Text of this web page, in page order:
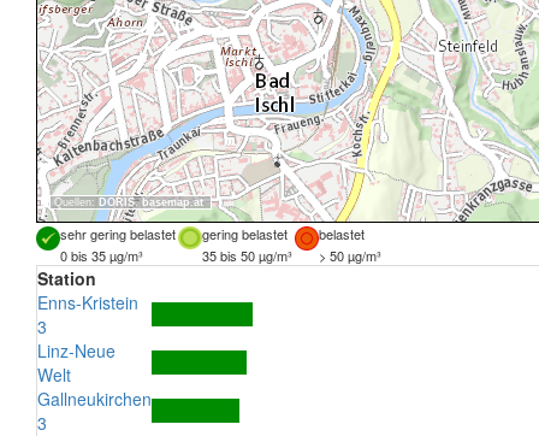
Quellen: DORIS, basemap.at
sehr gering belastet gering belastet
belastet
0 bis 35 µg/m³
35 bis 50 µg/m³ > 50 µg/m³
Station
Enns-Kristein
3
Linz-Neue
Welt
Gallneukirchen
3